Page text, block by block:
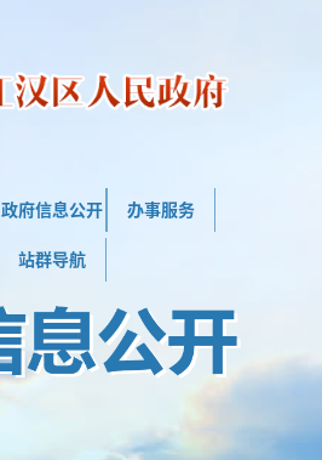
政府信息公开 办事服务
站群导航